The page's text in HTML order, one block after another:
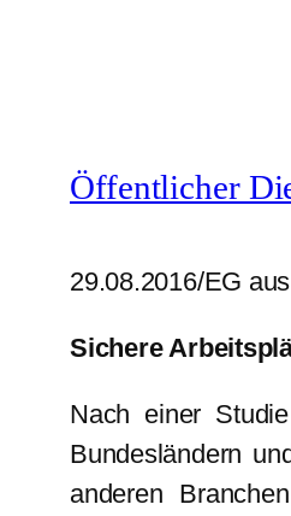
Öffentlicher
29.08.2016/EG
Sichere
Nach einer
Bundesländern
anderen